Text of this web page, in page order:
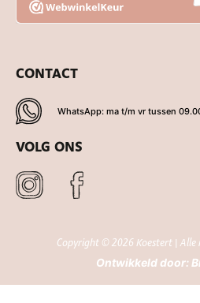
CONTACT
WhatsApp: ma t/m vr tussen
VOLG ONS
Copyright © 2026 Koestert | Alle
Ontwikkeld door: